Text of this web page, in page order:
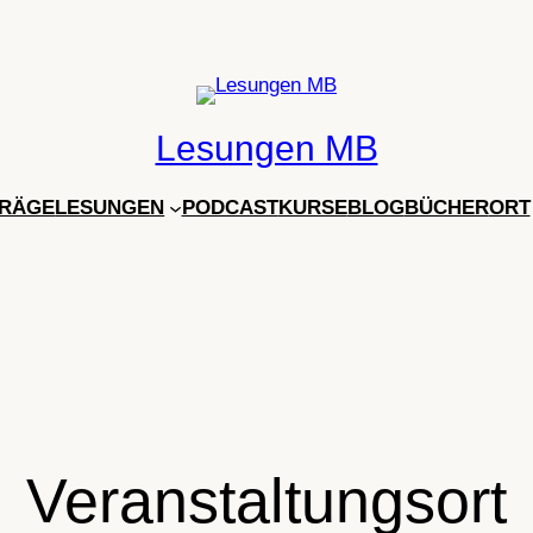
Lesungen MB
LESUNGEN PODCASTKURSEBLOGBÜCHERORT
Veranstaltungsort